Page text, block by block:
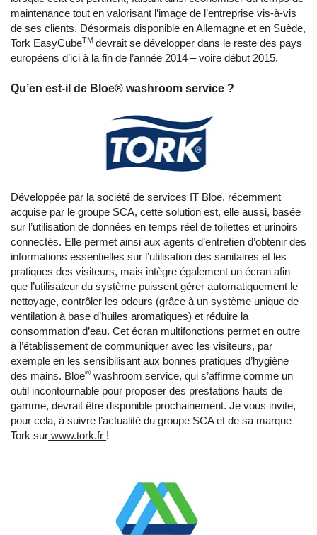
maintenance tout en valorisant l’image de l’entreprise vis-à-vis
de ses clients. Désormais disponible en Allemagne et en Suède,
Tork EasyCubeTM devrait se développer dans le reste des pays
européens d’ici à la fin de l’année 2014 – voire début 2015.
Qu’en est-il de Bloe® washroom service ?
Développée par la société de services IT Bloe, récemment
acquise par le groupe SCA, cette solution est, elle aussi, basée
sur l’utilisation de données en temps réel de toilettes et urinoirs
connectés. Elle permet ainsi aux agents d’entretien d’obtenir des
informations essentielles sur l’utilisation des sanitaires et les
pratiques des visiteurs, mais intègre également un écran afin
que l’utilisateur du système puissent gérer automatiquement le
nettoyage, contrôler les odeurs (grâce à un système unique de
ventilation à base d’huiles aromatiques) et réduire la
consommation d’eau. Cet écran multifonctions permet en outre
à l’établissement de communiquer avec les visiteurs, par
exemple en les sensibilisant aux bonnes pratiques d’hygiène
des mains. Bloe® washroom service, qui s’affirme comme un
outil incontournable pour proposer des prestations hauts de
gamme, devrait être disponible prochainement. Je vous invite,
pour cela, à suivre l’actualité du groupe SCA et de sa marque
Tork sur www.tork.fr !